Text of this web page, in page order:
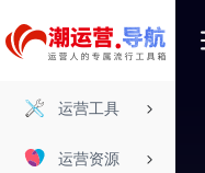
运营工具
运营资源